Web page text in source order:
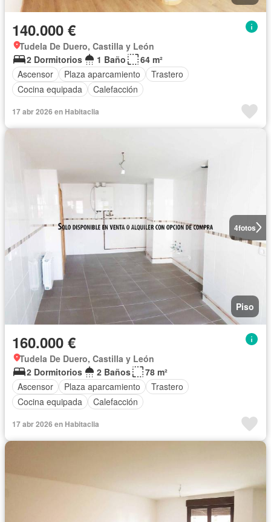
140.000 €
Tudela De Duero, Castilla y León
2 Dormitorios
1 Baño
64 m²
Ascensor
Plaza aparcamiento
Trastero
Cocina equipada
Calefacción
17 abr 2026 en Habitaclia
4fotos
Piso
160.000 €
Tudela De Duero, Castilla y León
2 Dormitorios
2 Baños
78 m²
Ascensor
Plaza aparcamiento
Trastero
Cocina equipada
Calefacción
17 abr 2026 en Habitaclia